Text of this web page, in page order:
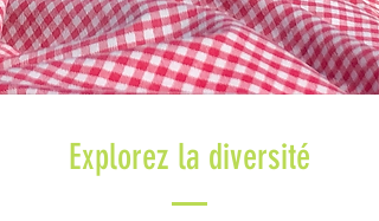
Explorez la diversité